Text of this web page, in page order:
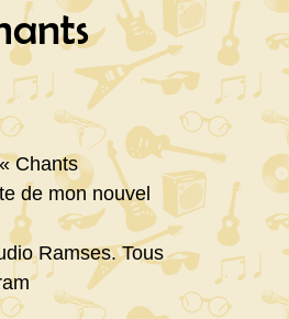
Chants
de mon nouvel
Ramses. Tous